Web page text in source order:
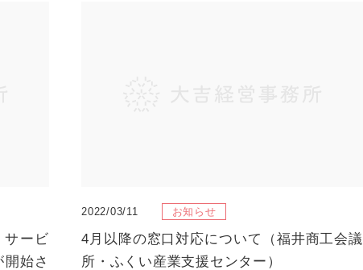
サービ
始さ
2022/03/11 お知らせ
4月以降の窓口対応について（福井商工会議
所・ふくい産業支援センター）